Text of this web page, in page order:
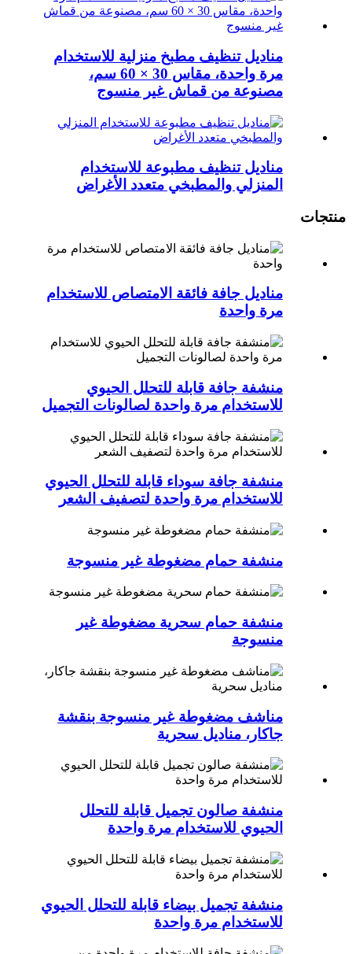
مناديل تنظيف مطبخ منزلية للاستخدام
مرة واحدة، مقاس 30 × 60 سم،
مصنوعة من قماش غير منسوج
مناديل تنظيف مطبوعة للاستخدام
المنزلي والمطبخي متعدد الأغراض
منتجات
مناديل جافة فائقة الامتصاص للاستخدام
مرة واحدة
منشفة جافة قابلة للتحلل الحيوي
للاستخدام مرة واحدة لصالونات التجميل
منشفة جافة سوداء قابلة للتحلل الحيوي
للاستخدام مرة واحدة لتصفيف الشعر
منشفة حمام مضغوطة غير منسوجة
منشفة حمام سحرية مضغوطة غير
منسوجة
مناشف مضغوطة غير منسوجة بنقشة
جاكار، مناديل سحرية
منشفة صالون تجميل قابلة للتحلل
الحيوي للاستخدام مرة واحدة
منشفة تجميل بيضاء قابلة للتحلل الحيوي
للاستخدام مرة واحدة